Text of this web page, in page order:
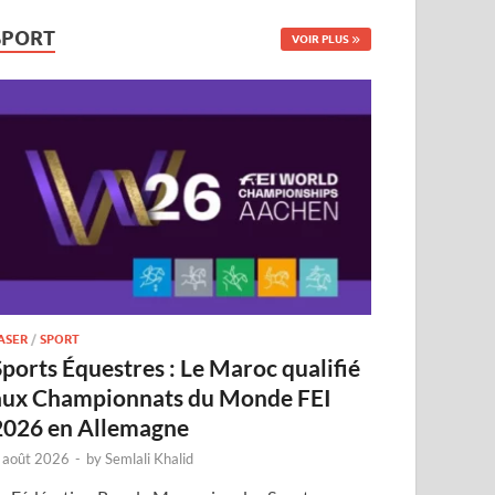
VOIR PLUS
/SPORT
Équestres : Le Maroc qualifié
Championnats du Monde FEI
en Allemagne
2026 - bySemlali Khalid